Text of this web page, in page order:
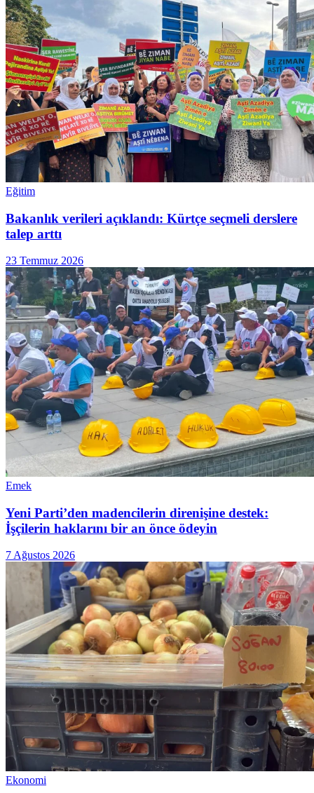
Eğitim
Bakanlık verileri açıklandı: Kürtçe seçmeli derslere
talep arttı
23 Temmuz 2026
Emek
Yeni Parti’den madencilerin direnişine destek:
İşçilerin haklarını bir an önce ödeyin
7 Ağustos 2026
Ekonomi